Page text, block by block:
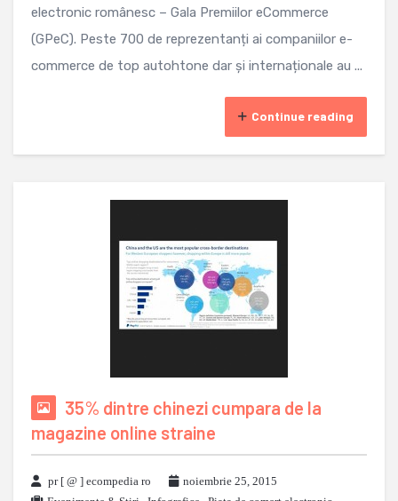
electronic românesc – Gala Premiilor eCommerce
(GPeC). Peste 700 de reprezentanți ai companiilor e-
commerce de top autohtone dar și internaționale au ...
Continue reading
35% dintre chinezi cumpara de la
magazine online straine
pr [ @ ] ecompedia ro
noiembrie 25, 2015